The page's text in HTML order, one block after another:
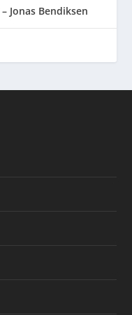
Jonas Bendiksen